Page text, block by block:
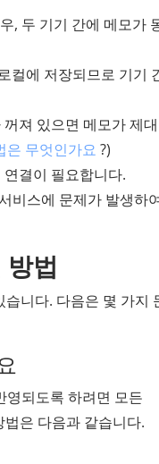
, 두 기기 간에 메모가
컬에 저장되므로 기기
져 있으면 메모가 제
은 무엇인가요 ?)
결이 필요합니다.
비스에 문제가 발생하
법
니다. 다음은 몇 가지
영되도록 하려면 모든
은 다음과 같습니다.